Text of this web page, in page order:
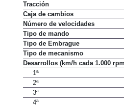
Tracción
Caja de cambios
Número de velocidades
Tipo de mando
Tipo de Embrague
Tipo de mecanismo
Desarrollos (km/h cada 1.000 rpm)
1ª
2ª
3ª